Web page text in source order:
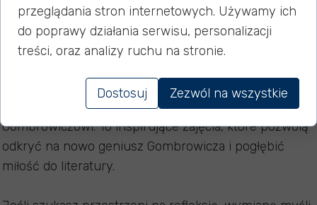
16 marca 2026
Zapraszamy serdecznie na kolejne warsztaty
literackie, poświęcone tym razem Witoldowi
Gombrowiczowi. To inspirujące zajęcia, które pozwolą
odkryć na nowo geniusz Gombrowicza i pogłębić
miłość do literatury.
przeglądania stron internetowych. Używamy ich
do poprawy działania serwisu, personalizacji
treści, oraz analizy ruchu na stronie.
Dostosuj Zezwól na wszystkie